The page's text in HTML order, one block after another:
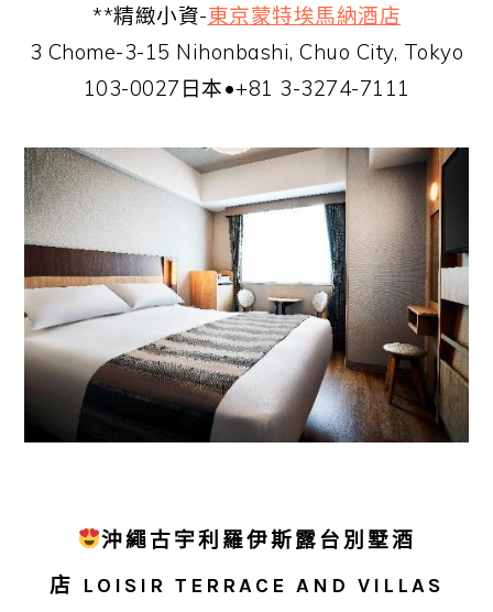
**精緻小資-東京蒙特埃馬納酒店
3 Chome-3-15 Nihonbashi, Chuo City, Tokyo
103-0027日本•+81 3-3274-7111
沖繩古宇利羅伊斯露台別墅酒
店 LOISIR TERRACE AND VILLAS